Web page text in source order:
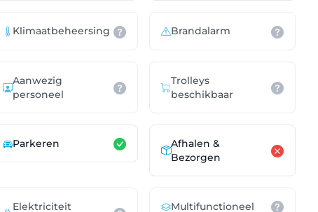
Klimaatbeheersing Brandalarm
Aanwezig
personeel
Trolleys
beschikbaar
Parkeren
Afhalen &
Bezorgen
Elektriciteit
Multifunctioneel